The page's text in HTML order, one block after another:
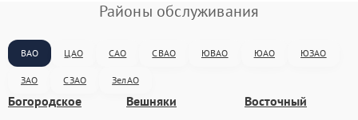
Районы обслуживания
ВАО ЦАО САО СВАО ЮВАО ЮАО ЮЗАО
ЗАО СЗАО ЗелАО
Богородское Вешняки
Восточный